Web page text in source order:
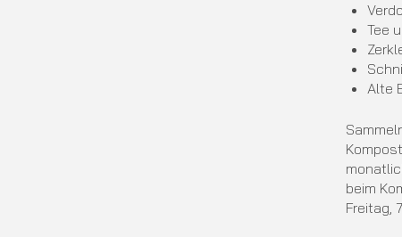
Tee
Alte
beim
Freitag,